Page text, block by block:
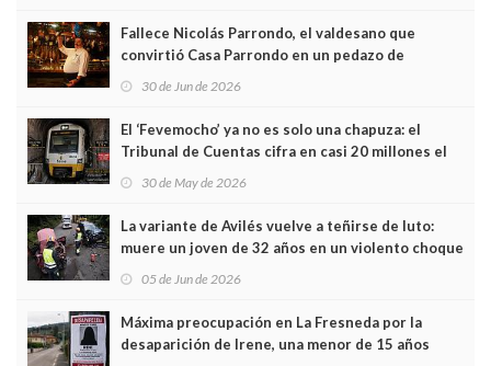
Fallece Nicolás Parrondo, el valdesano que
convirtió Casa Parrondo en un pedazo de
30 de Jun de 2026
El ‘Fevemocho’ ya no es solo una chapuza: el
Tribunal de Cuentas cifra en casi 20 millones el
30 de May de 2026
La variante de Avilés vuelve a teñirse de luto:
muere un joven de 32 años en un violento choque
05 de Jun de 2026
Máxima preocupación en La Fresneda por la
desaparición de Irene, una menor de 15 años